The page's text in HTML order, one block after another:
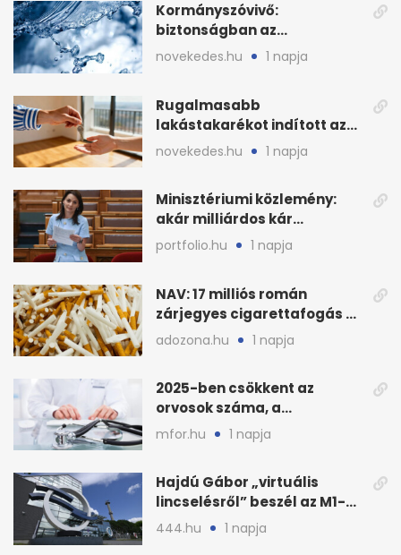
Kormányszóvivő:
biztonságban az
ivóvízkészlet, nincs
stratégiai vízhiány
novekedes.hu 1 napja
Rugalmasabb
lakástakarékot indított az
OTP: két köztes kilépéssel
novekedes.hu 1 napja
Minisztériumi közlemény:
akár milliárdos kár
fenyegette Budapest fáit
portfolio.hu 1 napja
NAV: 17 milliós román
zárjegyes cigarettafogás az
M1-esen
adozona.hu 1 napja
2025-ben csökkent az
orvosok száma, a
háziorvosokra még több
mfor.hu 1 napja
Hajdú Gábor „virtuális
lincselésről” beszél az M1-
ből kirúgása után
444.hu 1 napja